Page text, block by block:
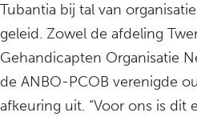
Tubantia bij tal van
geleid. Zowel de afdeling
Gehandicapten Organisatie
de ANBO-PCOB verenigde
afkeuring uit. “Voor ons is dit